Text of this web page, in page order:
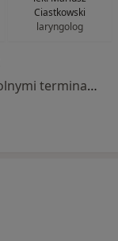
Ciastkowski
laryngolog
Brak dostępnych specjalistów z wolnymi terminami w tym centrum medycznym.